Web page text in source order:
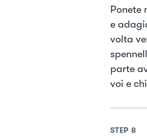
Ponete
e
volta
parte
voi e
STEP 8